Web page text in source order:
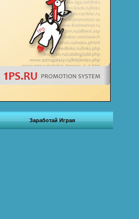
Заработай Играя